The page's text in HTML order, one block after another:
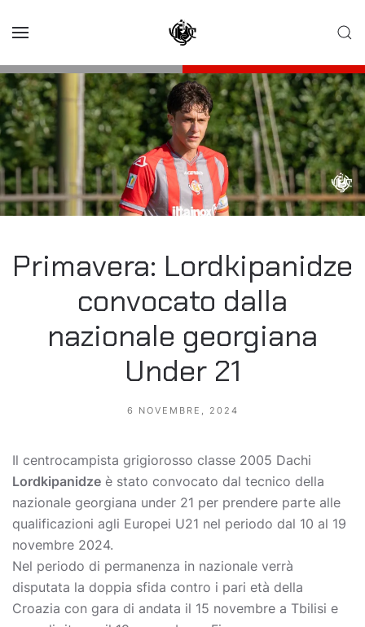
Primavera: Lordkipanidze
convocato dalla
nazionale georgiana
Under 21
6 NOVEMBRE, 2024
Il centrocampista grigiorosso classe 2005 Dachi
Lordkipanidze è stato convocato dal tecnico della
nazionale georgiana under 21 per prendere parte alle
qualificazioni agli Europei U21 nel periodo dal 10 al 19
novembre 2024.
Nel periodo di permanenza in nazionale verrà
disputata la doppia sfida contro i pari età della
Croazia con gara di andata il 15 novembre a Tbilisi e